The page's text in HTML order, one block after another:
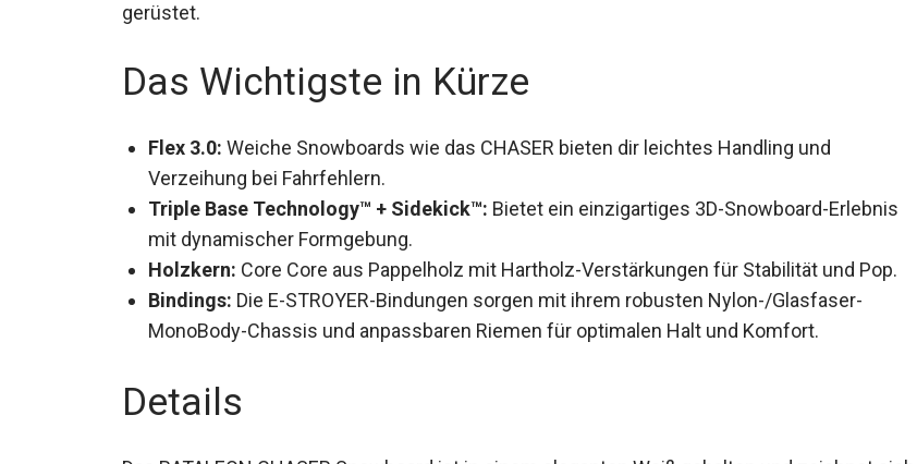
Berg gerüstet.
Das Wichtigste in Kürze
Flex 3.0: Weiche Snowboards wie das CHASER bieten dir leichtes Handling und
Verzeihung bei Fahrfehlern.
Triple Base Technology™ + Sidekick™: Bietet ein einzigartiges 3D-Snowboard-Erlebnis
mit dynamischer Formgebung.
Holzkern: Core Core aus Pappelholz mit Hartholz-Verstärkungen für Stabilität und Pop.
Bindings: Die E-STROYER-Bindungen sorgen mit ihrem robusten Nylon-/Glasfaser-
MonoBody-Chassis und anpassbaren Riemen für optimalen Halt und Komfort.
Details